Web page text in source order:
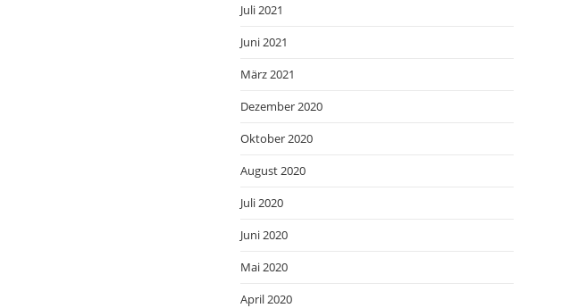
Juli 2021
Juni 2021
März 2021
Dezember 2020
Oktober 2020
August 2020
Juli 2020
Juni 2020
Mai 2020
April 2020